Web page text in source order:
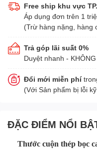
Free ship khu vực
Áp dụng đơn trên 1
(Trừ hàng nặng, hàng
Trả góp lãi suất 0%
Duyệt nhanh -
Đổi mới miễn phí
(Với Sản phẩm bị lỗi
ĐẶC ĐIỂM NỔI
Thước cuộn thép bọc